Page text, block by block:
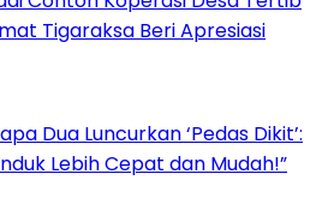
Tigaraksa Beri Apresiasi
Dua Luncurkan ‘Pedas Dikit’:
Lebih Cepat dan Mudah!”